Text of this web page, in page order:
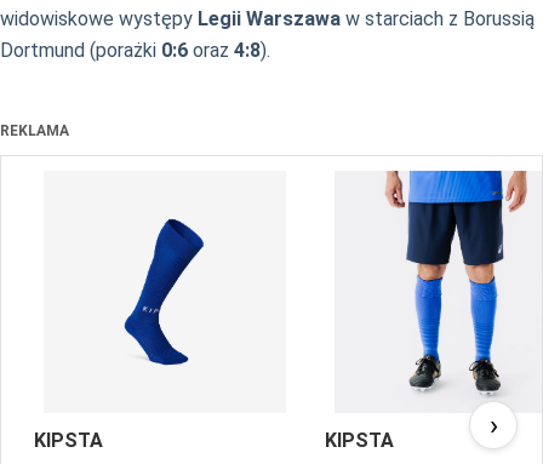
widowiskowe występy Legii Warszawa w starciach z Borussią
Dortmund (porażki 0:6 oraz 4:8).
REKLAMA
KIPSTA KIPSTA ›